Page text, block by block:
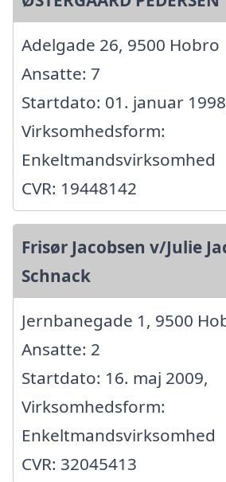
Adelgade 26, 9500 Hobro
Ansatte: 7
Startdato: 01. januar
Virksomhedsform:
Enkeltmandsvirksomhed
CVR: 19448142
Frisør Jacobsen v/Julie
Schnack
Jernbanegade 1, 9500
Ansatte: 2
Startdato: 16. maj 2009,
Virksomhedsform:
Enkeltmandsvirksomhed
CVR: 32045413